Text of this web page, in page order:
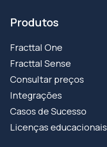
Produtos
Fracttal One
Fracttal Sense
Consultar preços
Integrações
Casos de Sucesso
Licenças educacionais